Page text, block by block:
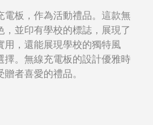
板，作為活動禮品。這款無
並印有學校的標誌，展現了
，還能展現學校的獨特風
。無線充電板的設計優雅時
者喜愛的禮品。